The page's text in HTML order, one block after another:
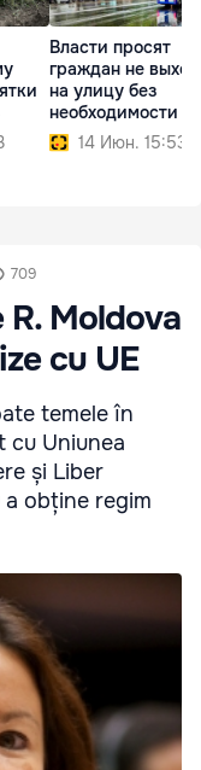
Власти просят
граждан не
на улицу без
необходимости
14 Июн. 15:53
709
Moldova
cu UE
temele în
cu Uniunea
și Liber
obține regim